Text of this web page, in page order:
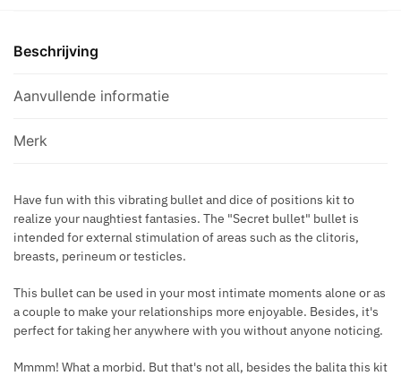
B
O
X
L
I
P
Beschrijving
Aanvullende informatie
Merk
Have fun with this vibrating bullet and dice of positions kit to
realize your naughtiest fantasies. The "Secret bullet" bullet is
intended for external stimulation of areas such as the clitoris,
breasts, perineum or testicles.
This bullet can be used in your most intimate moments alone or as
a couple to make your relationships more enjoyable. Besides, it's
perfect for taking her anywhere with you without anyone noticing.
Mmmm! What a morbid. But that's not all, besides the balita this kit